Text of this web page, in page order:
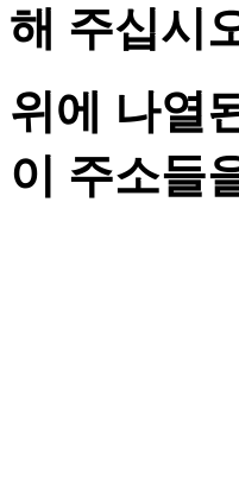
해 주십시
위에 나열
이 주소들